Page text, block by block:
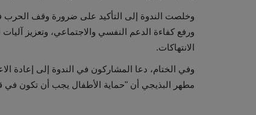
وخلصت الندوة إلى التأكيد على ضرورة وقف الحرب
ورفع كفاءة الدعم النفسي والاجتماعي، وتعزيز
الانتهاكات.
وفي الختام، دعا المشاركون في الندوة إلى إعادة
مطهر البذيجي أن "حماية الأطفال يجب أن تكون